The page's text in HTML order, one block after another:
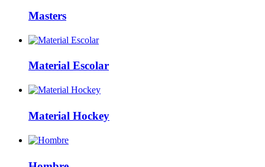
Masters
Material Escolar
Material Hockey